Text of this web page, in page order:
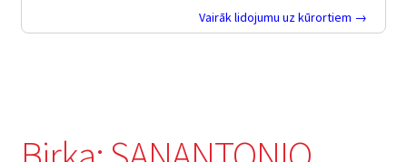
Vairāk lidojumu uz kūrortiem →